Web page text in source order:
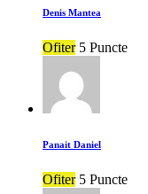
Denis Mantea
Ofiter 5 Puncte
Panait Daniel
Ofiter 5 Puncte